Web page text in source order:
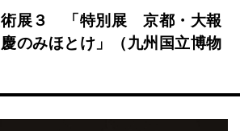
術展３ 「特別展 京都・大報
のみほとけ」（九州国立博物